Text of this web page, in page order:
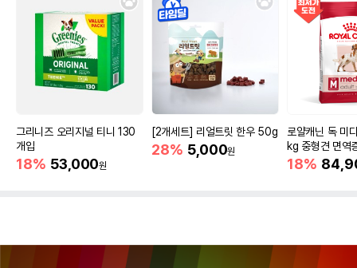
그리니즈 오리지널 티니 130
개입
18% 53,000원
[2개세트] 리얼트릿 한우 50g
28% 5,000원
로얄캐닌 독 미
kg 중형견 면역
18%